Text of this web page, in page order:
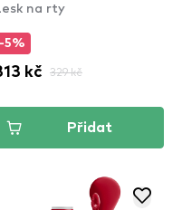
Plump High
Me Crazy
na rty
-5%
kč 329 kč
Přidat